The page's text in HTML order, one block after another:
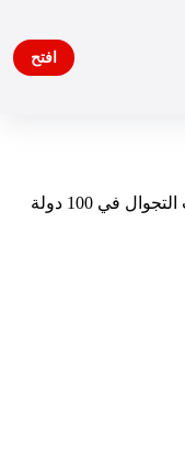
افتح